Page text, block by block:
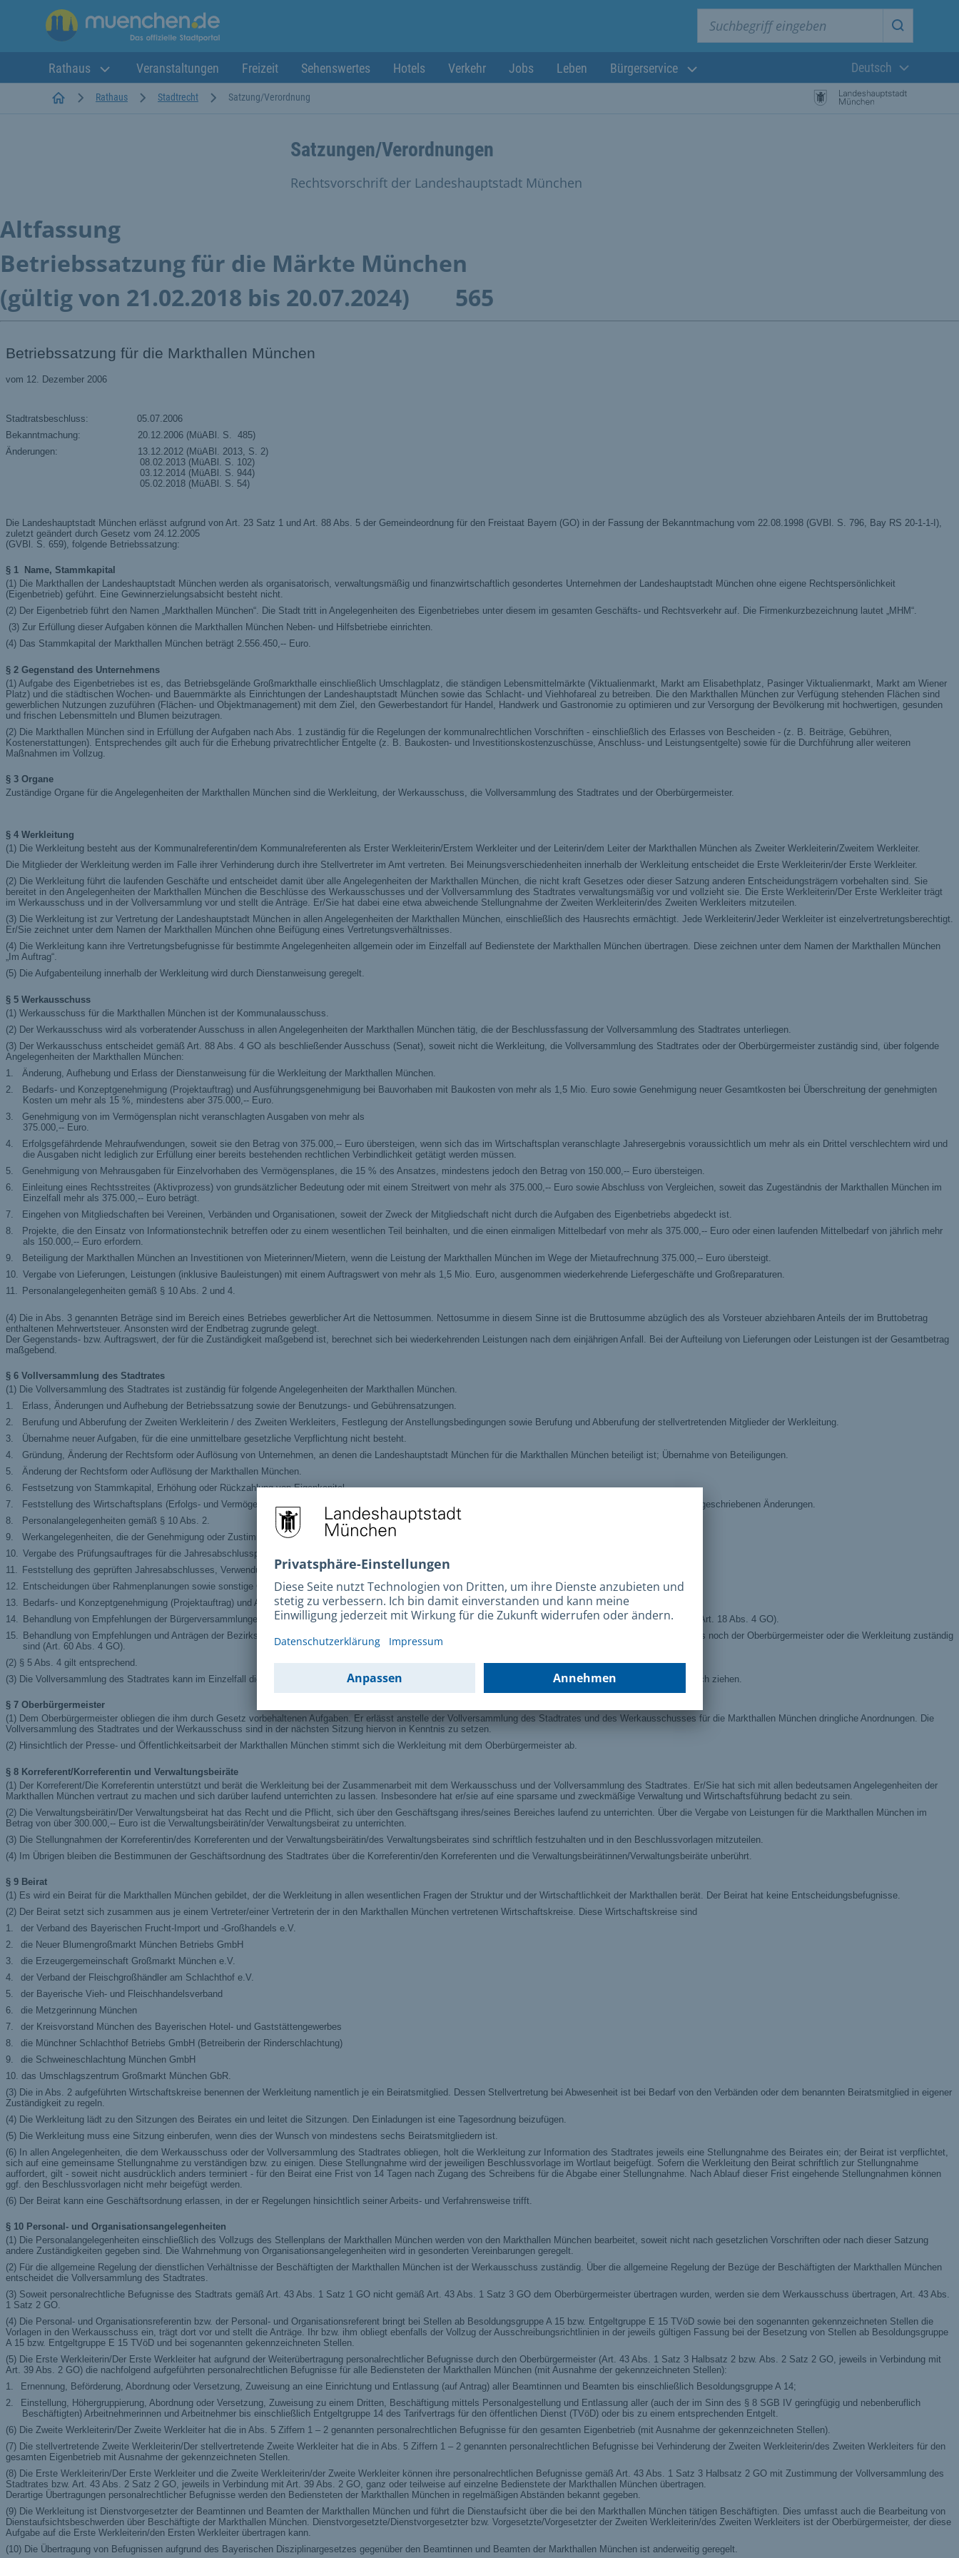
Suche
Rathaus Veranstaltungen Freizeit Sehenswertes Hotels Verkehr Jobs Leben Bürgerservice
Aktuelle
Deutsch
StartseiteRathaus Stadtrecht Satzung/Verordnung
Satzungen/Verordnungen
Rechtsvorschrift der Landeshauptstadt München
Altfassung
Betriebssatzung für die Märkte München
(gültig von 21.02.2018 bis 20.07.2024)
565